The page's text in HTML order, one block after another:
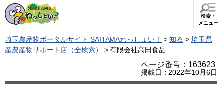
検索・
メニュー
埼玉農産物ポータルサイト SAITAMAわっしょい！ > 知る > 埼玉県
産農産物サポート店（全検索）
> 有限会社高田食品
ページ番号：163623
掲載日：2022年10月6日